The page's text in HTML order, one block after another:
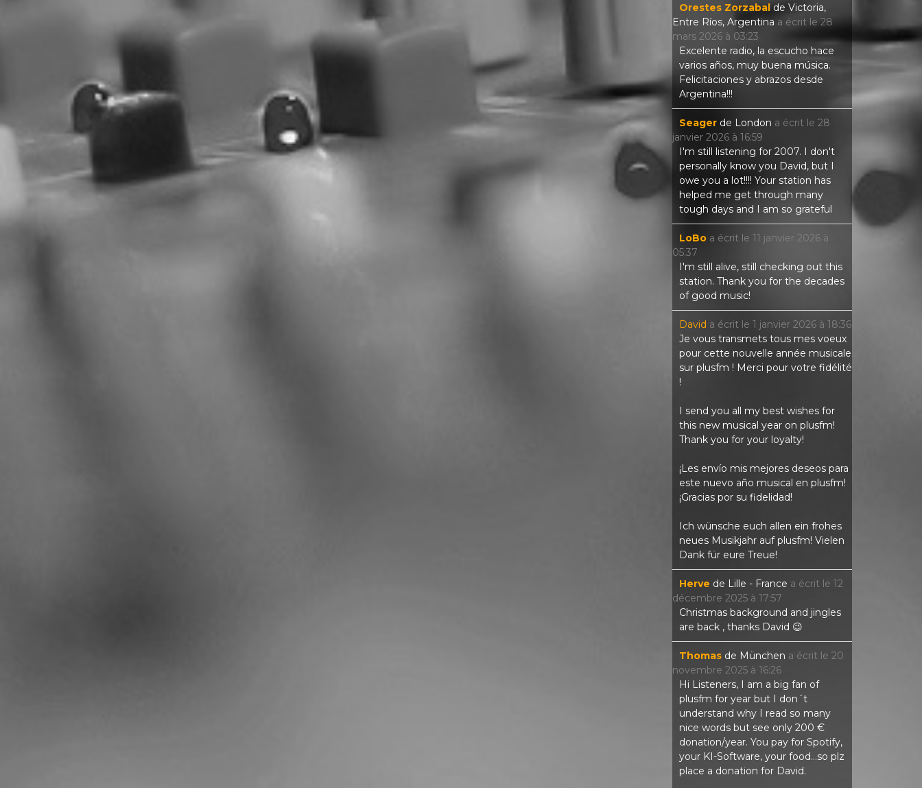
Orestes Zorzabal de Victoria,
Entre Ríos, Argentina a écrit le 28
mars 2026 à 03:23
Excelente radio, la escucho hace
varios años, muy buena música.
Felicitaciones y abrazos desde
Argentina!!!
Seager de London a écrit le 28
janvier 2026 à 16:59
I'm still listening for 2007. I don't
personally know you David, but I
owe you a lot!!!! Your station has
helped me get through many
tough days and I am so grateful
LoBo a écrit le 11 janvier 2026 à
05:37
I'm still alive, still checking out this
station. Thank you for the decades
of good music!
David a écrit le 1 janvier 2026 à 18:36
Je vous transmets tous mes voeux
pour cette nouvelle année musicale
sur plusfm ! Merci pour votre fidélité
!
I send you all my best wishes for
this new musical year on plusfm!
Thank you for your loyalty!
¡Les envío mis mejores deseos para
este nuevo año musical en plusfm!
¡Gracias por su fidelidad!
Ich wünsche euch allen ein frohes
neues Musikjahr auf plusfm! Vielen
Dank für eure Treue!
Herve de Lille - France a écrit le 12
décembre 2025 à 17:57
Christmas background and jingles
are back , thanks David 😉
Thomas de München a écrit le 20
novembre 2025 à 16:26
Hi Listeners, I am a big fan of
plusfm for year but I don´t
understand why I read so many
nice words but see only 200 €
donation/year. You pay for Spotify,
your KI-Software, your food...so plz
place a donation for David.